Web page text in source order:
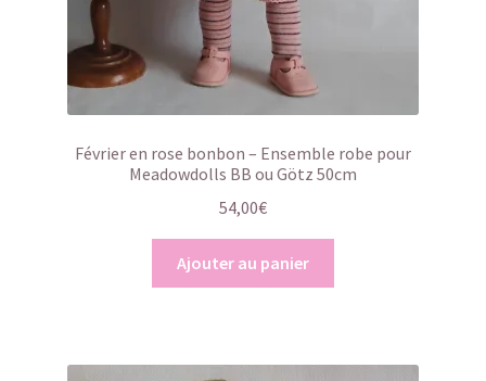
Février en rose bonbon – Ensemble robe pour
Meadowdolls BB ou Götz 50cm
54,00€
Ajouter au panier